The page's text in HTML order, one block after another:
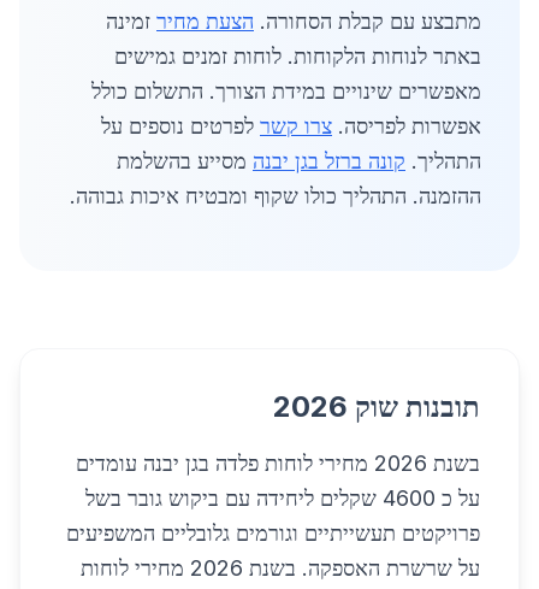
מתבצע עם קבלת הסחורה. הצעת מחיר זמינה
באתר לנוחות הלקוחות. לוחות זמנים גמישים
מאפשרים שינויים במידת הצורך. התשלום כולל
אפשרות לפריסה. צרו קשר לפרטים נוספים על
התהליך. קונה ברזל בגן יבנה מסייע בהשלמת
ההזמנה. התהליך כולו שקוף ומבטיח איכות גבוהה.
תובנות שוק 2026
בשנת 2026 מחירי לוחות פלדה בגן יבנה עומדים
על כ 4600 שקלים ליחידה עם ביקוש גובר בשל
פרויקטים תעשייתיים וגורמים גלובליים המשפיעים
על שרשרת האספקה. בשנת 2026 מחירי לוחות